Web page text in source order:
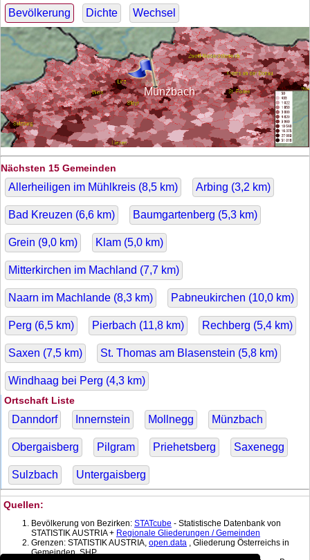
Bevölkerung Dichte Wechsel
Münzbach
Nächsten 15 Gemeinden
Allerheiligen im Mühlkreis (8,5 km) Arbing (3,2 km)
Bad Kreuzen (6,6 km) Baumgartenberg (5,3 km)
Grein (9,0 km) Klam (5,0 km)
Mitterkirchen im Machland (7,7 km)
Naarn im Machlande (8,3 km) Pabneukirchen (10,0 km)
Perg (6,5 km) Pierbach (11,8 km) Rechberg (5,4 km)
Saxen (7,5 km) St. Thomas am Blasenstein (5,8 km)
Windhaag bei Perg (4,3 km)
Ortschaft Liste
Danndorf Innernstein Mollnegg Münzbach
Obergaisberg Pilgram Priehetsberg Saxenegg
Sulzbach Untergaisberg
Quellen:
Bevölkerung von Bezirken: STATcube - Statistische Datenbank von
STATISTIK AUSTRIA + Regionale Gliederungen / Gemeinden
Grenzen: STATISTIK AUSTRIA, open.data , Gliederung Österreichs in
Gemeinden, SHP